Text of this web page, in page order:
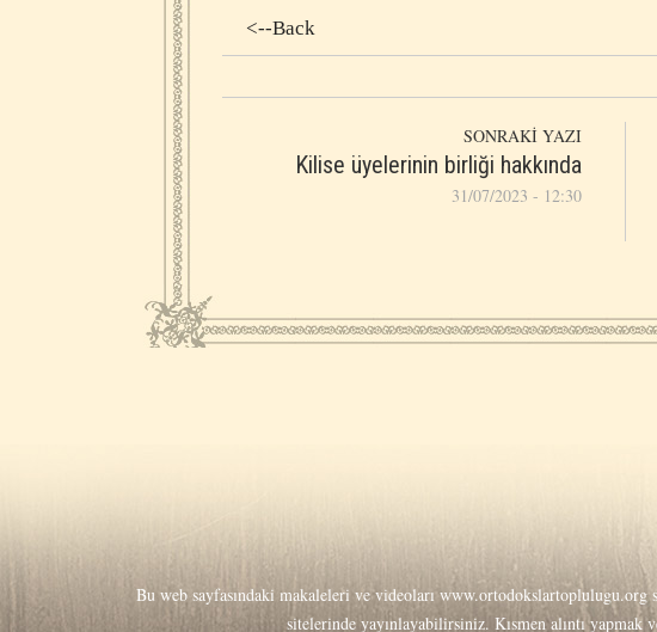
<--Back
SONRAKİ YAZI
Kilise üyelerinin birliği hakkında
31/07/2023 - 12:30
Bu web sayfasındaki makaleleri ve videoları www.ortodokslartoplulugu.org
sitelerinde yayınlayabilirsiniz. Kısmen alıntı yapmak